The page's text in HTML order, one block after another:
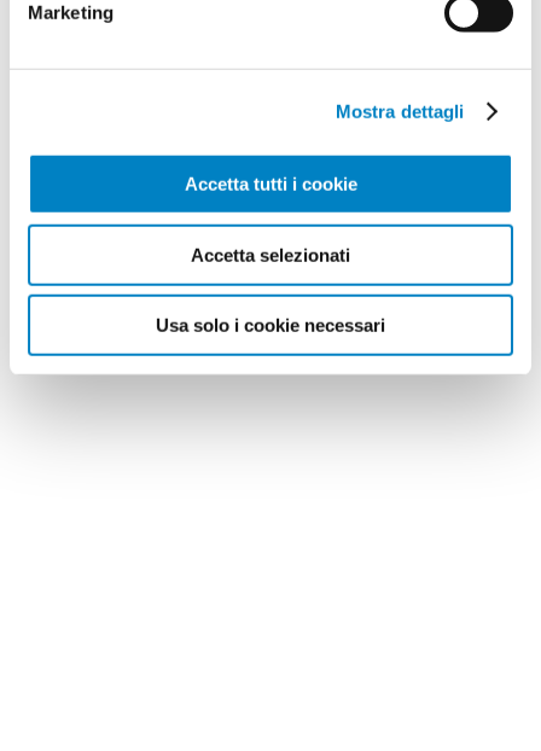
Marketing
Mostra dettagli
Accetta tutti i cookie
Accetta selezionati
Usa solo i cookie necessari